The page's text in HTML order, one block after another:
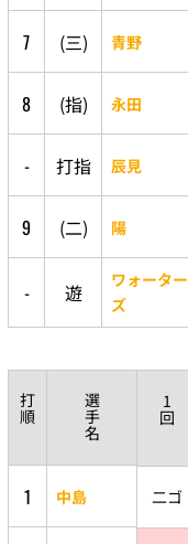
7 (三) 青野
8 (指) 永田
- 打指 辰見
9 (二) 陽
- 遊
ワォーター
ズ
打
順
選
手
名
1
回
1 中島 二ゴ